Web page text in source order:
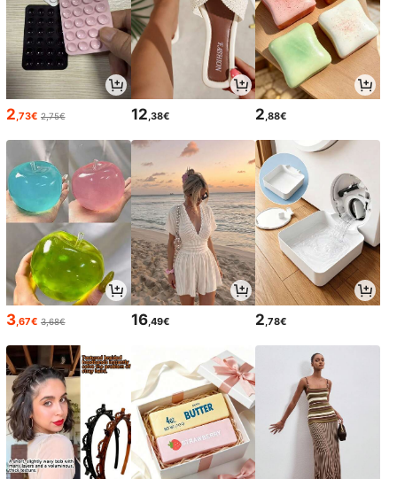
2 ,73€ 2,75€ 12 ,38€ 2 ,88€
3 ,67€ 3,68€ 16,49€ 2 ,78€